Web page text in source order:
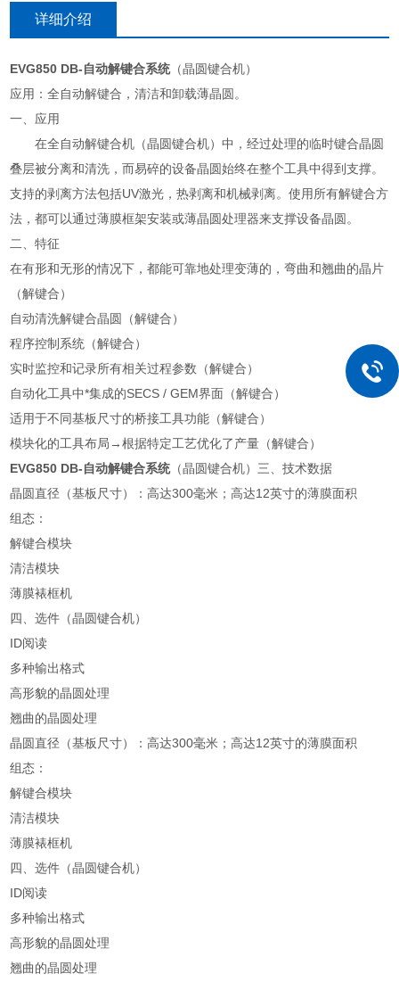
详细介绍
EVG850 DB-自动解键合系统（晶圆键合机）
应用：全自动解键合，清洁和卸载薄晶圆。
一、应用
在全自动解键合机（晶圆键合机）中，经过处理的临时键合晶圆
叠层被分离和清洗，而易碎的设备晶圆始终在整个工具中得到支撑。
支持的剥离方法包括UV激光，热剥离和机械剥离。使用所有解键合方
法，都可以通过薄膜框架安装或薄晶圆处理器来支撑设备晶圆。
二、特征
在有形和无形的情况下，都能可靠地处理变薄的，弯曲和翘曲的晶片
（解键合）
自动清洗解键合晶圆（解键合）
程序控制系统（解键合）
实时监控和记录所有相关过程参数（解键合）
自动化工具中*集成的SECS / GEM界面（解键合）
适用于不同基板尺寸的桥接工具功能（解键合）
模块化的工具布局→根据特定工艺优化了产量（解键合）
EVG850 DB-自动解键合系统（晶圆键合机）三、技术数据
晶圆直径（基板尺寸）：高达300毫米；高达12英寸的薄膜面积
组态：
解键合模块
清洁模块
薄膜裱框机
四、选件（晶圆键合机）
ID阅读
多种输出格式
高形貌的晶圆处理
翘曲的晶圆处理
晶圆直径（基板尺寸）：高达300毫米；高达12英寸的薄膜面积
组态：
解键合模块
清洁模块
薄膜裱框机
四、选件（晶圆键合机）
ID阅读
多种输出格式
高形貌的晶圆处理
翘曲的晶圆处理